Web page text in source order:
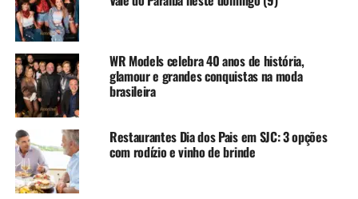
WR Models celebra 40 anos de história,
glamour e grandes conquistas na moda
brasileira
Restaurantes Dia dos Pais em SJC: 3 opções
com rodízio e vinho de brinde